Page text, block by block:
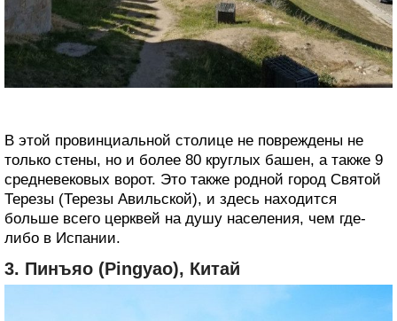
В этой провинциальной столице не повреждены не
только стены, но и более 80 круглых башен, а также 9
средневековых ворот. Это также родной город Святой
Терезы (Терезы Авильской), и здесь находится
больше всего церквей на душу населения, чем где-
либо в Испании.
3. Пинъяо (Pingyao), Китай